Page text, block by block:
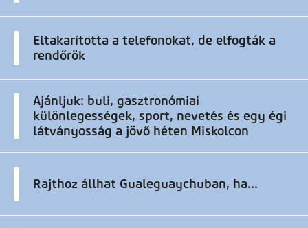
Eltakarította a telefonokat, de elfogták a
rendőrök
Ajánljuk: buli, gasztronómiai
különlegességek, sport, nevetés és egy égi
látványosság a jövő héten Miskolcon
Rajthoz állhat Gualeguaychuban, ha...